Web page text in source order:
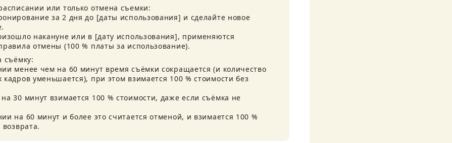
или только отмена съемки:
за 2 дня до [даты использования] и сделайте новое
накануне или в [дату использования], применяются
отмены (100 % платы за использование).
съёмку:
менее чем на 60 минут время съёмки сокращается (и количество
уменьшается), при этом взимается 100 % стоимости без
30 минут взимается 100 % стоимости, даже если съёмка не
на 60 минут и более это считается отменой, и взимается 100 %